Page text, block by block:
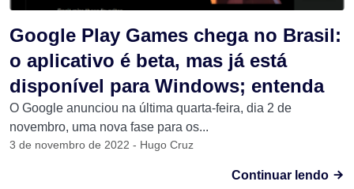
Google Play Games chega no Brasil:
o aplicativo é beta, mas já está
disponível para Windows; entenda
O Google anunciou na última quarta-feira, dia 2 de
novembro, uma nova fase para os...
3 de novembro de 2022 - Hugo Cruz
Continuar lendo